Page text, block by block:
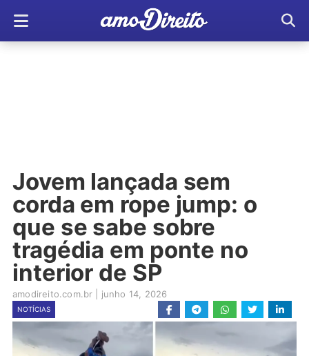
Jovem lançada sem
corda em rope jump: o
que se sabe sobre
tragédia em ponte no
interior de SP
amodireito.com.br junho 14, 2026
NOTÍCIAS